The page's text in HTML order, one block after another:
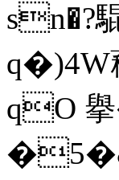
sn�?
q�)4W
qO
�5�&